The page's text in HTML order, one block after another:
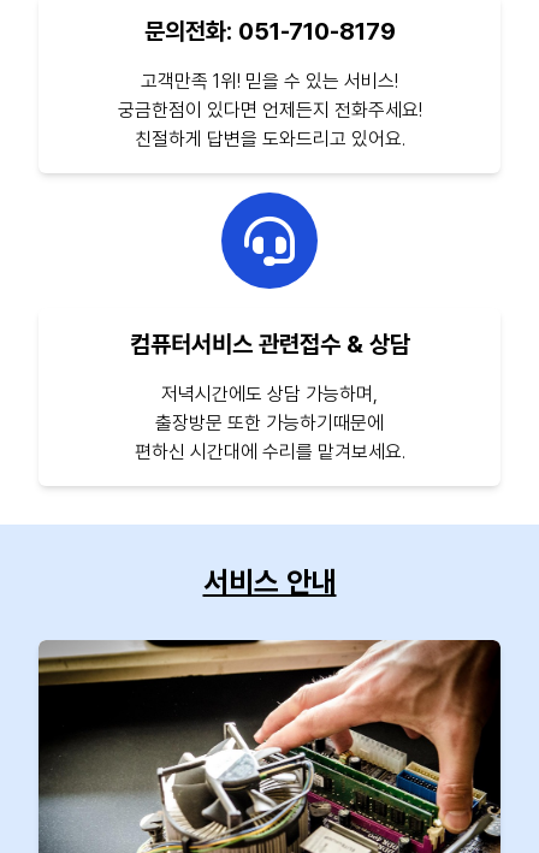
문의전화: 051-710-8179
고객만족 1위! 믿을 수 있는 서비스!
궁금한점이 있다면 언제든지 전화주세요!
친절하게 답변을 도와드리고 있어요.
컴퓨터서비스 관련접수 & 상담
저녁시간에도 상담 가능하며,
출장방문 또한 가능하기때문에
편하신 시간대에 수리를 맡겨보세요.
서비스 안내